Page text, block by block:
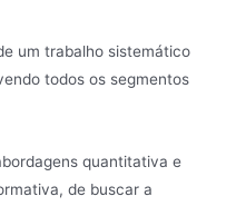
um trabalho sistemático
todos os segmentos
quantitativa e
de buscar a